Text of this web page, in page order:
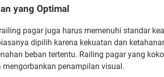
yang Optimal
pagar juga harus memenuhi standar
dipilih karena kekuatan dan
beban tertentu. Railing pagar yang
penampilan visual.